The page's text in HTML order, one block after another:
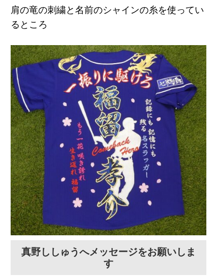
肩の竜の刺繍と名前のシャインの糸を使ってい
るところ
真野ししゅうへメッセージをお願いしま
す